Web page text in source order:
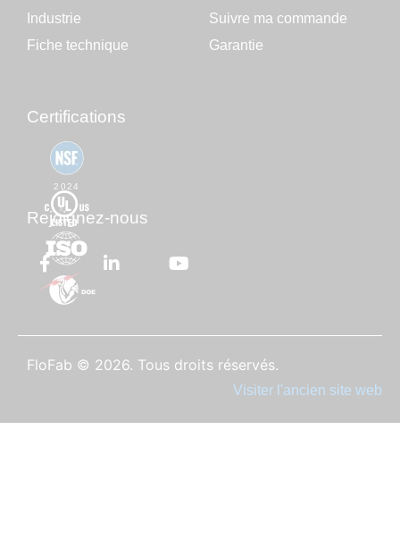
Industrie
Fiche technique
Suivre ma commande
Garantie
Certifications
2024
Rejoignez-nous
FloFab © 2026. Tous droits réservés.
Visiter l'ancien site web